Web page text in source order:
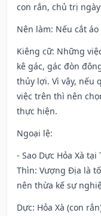
con rắn, chủ trị
Nên làm: Nếu cắt
Kiêng cữ: Những
kê gác, gác đòn
thủy lợi. Vì vậy, nếu
việc trên thì nên
thực hiện.
Ngoại lệ:
- Sao Dực Hỏa Xà
Thìn: Vượng Địa là
nên thừa kế sự
Dực: Hỏa Xà (con